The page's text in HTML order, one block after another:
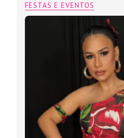
FESTAS E EVENTOS